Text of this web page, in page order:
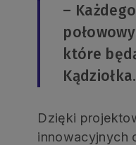
–
które
Kądziołka.
Dzięki
innowacyjnych